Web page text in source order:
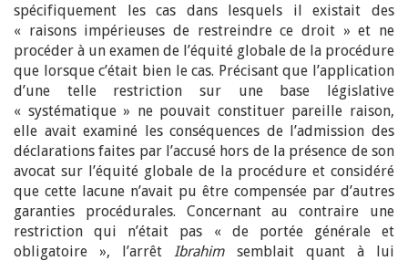
spécifiquement les cas dans lesquels il existait des
« raisons impérieuses de restreindre ce droit » et ne
procéder à un examen de l’équité globale de la procédure
que lorsque c’était bien le cas. Précisant que l’application
d’une telle restriction sur une base législative
« systématique » ne pouvait constituer pareille raison,
elle avait examiné les conséquences de l’admission des
déclarations faites par l’accusé hors de la présence de son
avocat sur l’équité globale de la procédure et considéré
que cette lacune n’avait pu être compensée par d’autres
garanties procédurales. Concernant au contraire une
restriction qui n’était pas « de portée générale et
obligatoire », l’arrêtIbrahimsemblait quant à lui